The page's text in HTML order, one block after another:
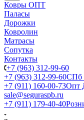
Ковры ОПТ
Паласы
Дорожки
Ковролин
Матрасы
Сопутка
Контакты
+7 (963) 312-99-60
+7 (963) 312-99-60СПб
+7 (911) 160-00-73Опт
sale@seguraspb.ru
+7 (911) 179-40-40